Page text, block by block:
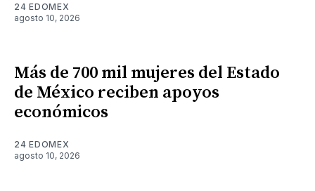
24 EDOMEX
agosto 10, 2026
Más de 700 mil mujeres del Estado
de México reciben apoyos
económicos
24 EDOMEX
agosto 10, 2026